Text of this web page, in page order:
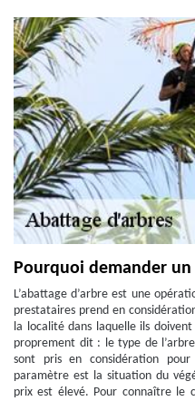
Pourquoi demander un
L’abattage d’arbre est une
prestataires prend en
la localité dans laquelle ils
proprement dit : le type de
sont pris en considération
paramètre est la situation du
prix est élevé. Pour connaître le